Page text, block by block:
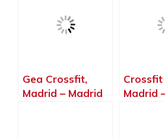
Gea Crossfit,
Madrid – Madrid
Crossfit
Madrid